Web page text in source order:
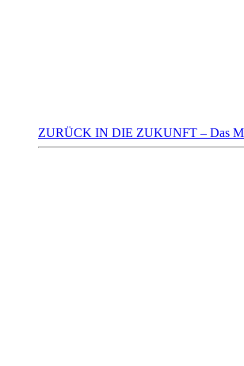
ZURÜCK IN DIE ZUKUNFT – Das